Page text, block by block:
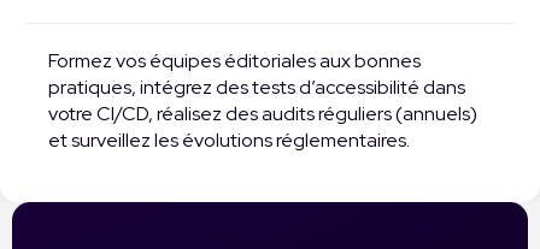
Formez vos équipes éditoriales aux bonnes
pratiques, intégrez des tests d’accessibilité dans
votre CI/CD, réalisez des audits réguliers (annuels)
et surveillez les évolutions réglementaires.